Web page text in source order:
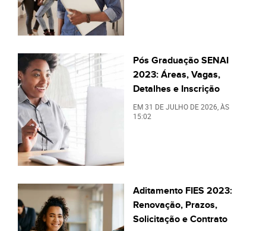
Pós Graduação SENAI
2023: Áreas, Vagas,
Detalhes e Inscrição
EM31 DE JULHO DE 2026 , ÀS
15:02
Aditamento FIES 2023:
Renovação, Prazos,
Solicitação e Contrato